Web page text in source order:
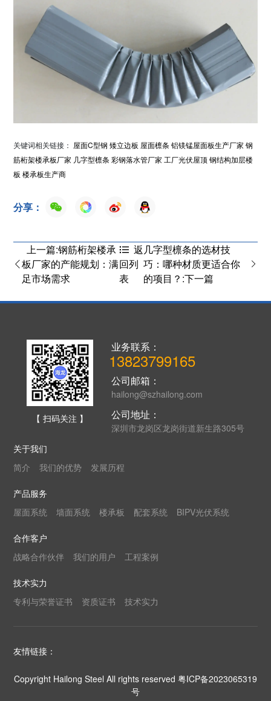
关键词相关链接： 屋面C型钢 矮立边板 屋面檩条 铝镁锰屋面板生产厂家 钢
筋桁架楼承板厂家 几字型檩条 彩钢落水管厂家 工厂光伏屋顶 钢结构加层楼
板 楼承板生产商
分享：
上一篇:钢筋桁架楼承
板厂家的产能规划：满
足市场需求
返
回列
表
几字型檩条的选材技
巧：哪种材质更适合你
的项目？:下一篇
【 扫码关注 】
业务联系：
13823799165
公司邮箱：
hailong@szhailong.com
公司地址：
深圳市龙岗区龙岗街道新生路305号
关于我们
简介
我们的优势 发展历程
产品服务
屋面系统
墙面系统 楼承板 配套系统 BIPV光伏系统
合作客户
战略合作伙伴
我们的用户 工程案例
技术实力
专利与荣誉证书
资质证书 技术实力
友情链接：
Copyright Hailong Steel All rights reserved 粤ICP备2023065319
号